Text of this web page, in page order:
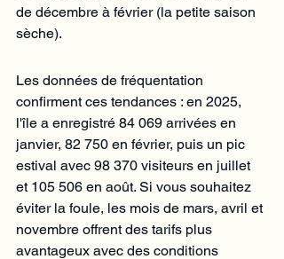
de décembre à février (la petite saison
sèche).
Les données de fréquentation
confirment ces tendances : en 2025,
l'île a enregistré 84 069 arrivées en
janvier, 82 750 en février, puis un pic
estival avec 98 370 visiteurs en juillet
et 105 506 en août. Si vous souhaitez
éviter la foule, les mois de mars, avril et
novembre offrent des tarifs plus
avantageux avec des conditions